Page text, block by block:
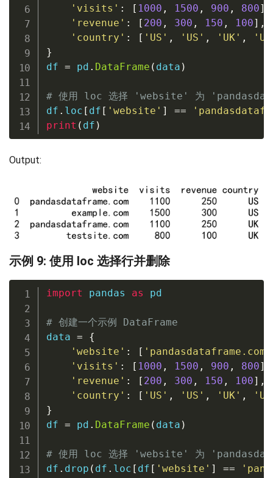
'visits' : [ 1000 , 1500 , 900 , 800]
'revenue' : [ 200 , 300 , 150 , 100] ,
'country' : [ 'US' , 'US' , 'UK' ,
}
df = pd . DataFrame ( data )
# 使用 loc 选择 'website' 为
df . loc [ df [ 'website' ] ==
print ( df )
Output:
示例 9: 使用 loc 选择行并删除
import pandas as pd
# 创建一个示例 DataFrame
data =
{
'website' : [ 'pandasdataframe.com'
'visits' : [ 1000 , 1500 , 900 , 800]
'revenue' : [ 200 , 300 , 150 , 100] ,
'country' : [ 'US' , 'US' , 'UK' ,
}
df = pd . DataFrame ( data )
# 使用 loc 选择 'website' 为
df . drop ( df . loc [ df [ 'website' ] ==